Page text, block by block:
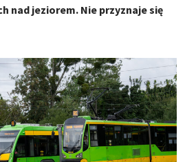
nad jeziorem. Nie przyznaje się